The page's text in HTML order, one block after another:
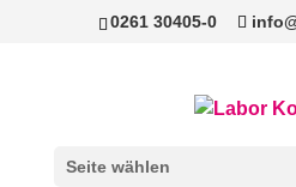
0261 30405-0
Seite wählen